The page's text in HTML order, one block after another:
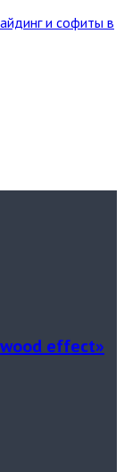
и софиты в
effect»